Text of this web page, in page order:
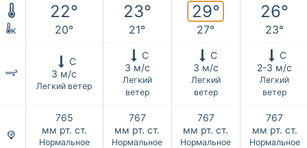
22° 23° 29° 26°
к 20° 21° 27° 23°
С
3 м/с
Легкий ветер
С
3 м/с
Легкий
ветер
С
3 м/с
Легкий
ветер
С
2-3 м/с
Легкий
ветер
765
мм рт. ст.
Нормальное
767
мм рт. ст.
Нормальное
767
мм рт. ст.
Нормальное
767
мм рт. ст.
Нормальное